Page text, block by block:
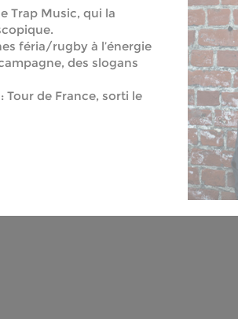
Trap Music, qui la
féria/rugby à l’énergie
des slogans
de France, sorti le